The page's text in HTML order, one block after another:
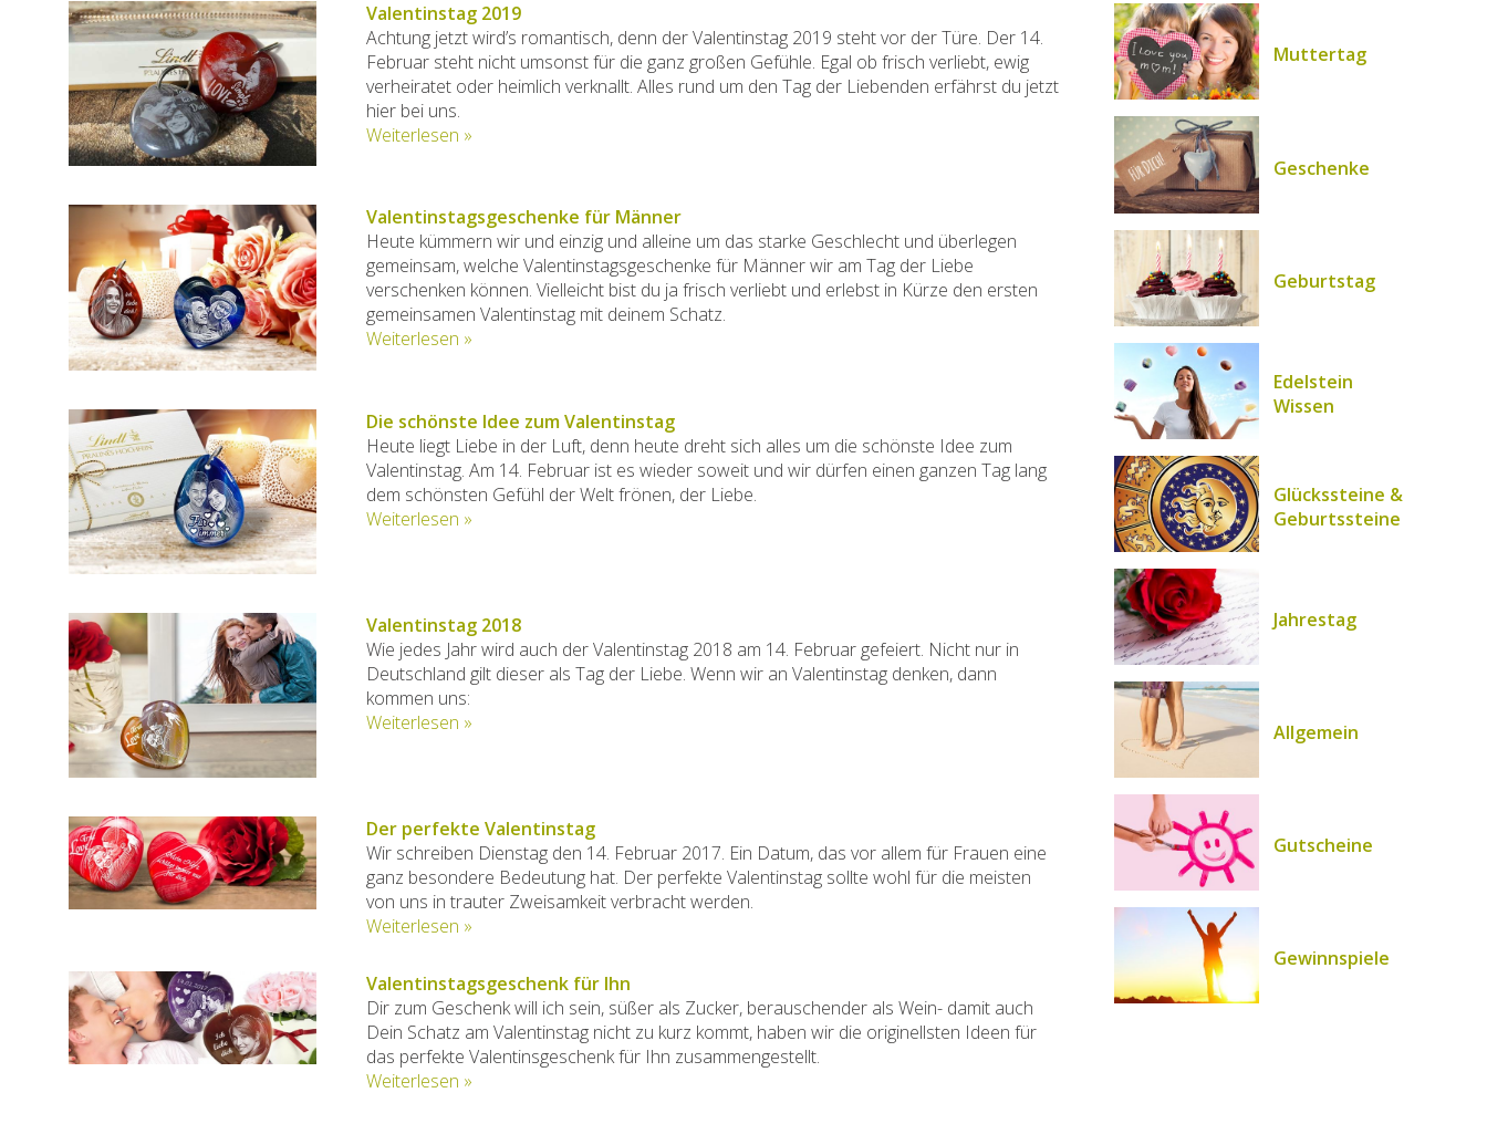
Valentinstag 2019
Achtung jetzt wird’s romantisch, denn der Valentinstag 2019 steht vor der Türe. Der 14.
Februar steht nicht umsonst für die ganz großen Gefühle. Egal ob frisch verliebt, ewig
verheiratet oder heimlich verknallt. Alles rund um den Tag der Liebenden erfährst du jetzt
hier bei uns.
Weiterlesen »
Valentinstagsgeschenke für Männer
Heute kümmern wir und einzig und alleine um das starke Geschlecht und überlegen
gemeinsam, welche Valentinstagsgeschenke für Männer wir am Tag der Liebe
verschenken können. Vielleicht bist du ja frisch verliebt und erlebst in Kürze den ersten
gemeinsamen Valentinstag mit deinem Schatz.
Weiterlesen »
Die schönste Idee zum Valentinstag
Heute liegt Liebe in der Luft, denn heute dreht sich alles um die schönste Idee zum
Valentinstag. Am 14. Februar ist es wieder soweit und wir dürfen einen ganzen Tag lang
dem schönsten Gefühl der Welt frönen, der Liebe.
Weiterlesen »
Valentinstag 2018
Wie jedes Jahr wird auch der Valentinstag 2018 am 14. Februar gefeiert. Nicht nur in
Deutschland gilt dieser als Tag der Liebe. Wenn wir an Valentinstag denken, dann
kommen uns:
Weiterlesen »
Der perfekte Valentinstag
Wir schreiben Dienstag den 14. Februar 2017. Ein Datum, das vor allem für Frauen eine
ganz besondere Bedeutung hat. Der perfekte Valentinstag sollte wohl für die meisten
von uns in trauter Zweisamkeit verbracht werden.
Weiterlesen »
Valentinstagsgeschenk für Ihn
Dir zum Geschenk will ich sein, süßer als Zucker, berauschender als Wein- damit auch
Dein Schatz am Valentinstag nicht zu kurz kommt, haben wir die originellsten Ideen für
das perfekte Valentinsgeschenk für Ihn zusammengestellt.
Weiterlesen »
Muttertag
Geschenke
Geburtstag
Edelstein
Wissen
Glückssteine &
Geburtssteine
Jahrestag
Allgemein
Gutscheine
Gewinnspiele